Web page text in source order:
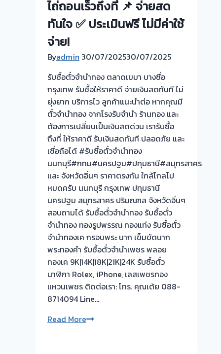
ย่าน
พระปิ่น3
บางใหญ่
ครับ⭐
ชนิด
ราคา
💵
ตั๋ว
จำนำ
เป็น
เงินสด
ไม่
ต้อง
ทน
จ่าย
ดอกเบี้ย
แพง
เบื่อ
ไหม
กับ
การ
จ่าย
ดอกเบี้ย
โรง
จำนำ?
เอา
จำนำ
ไถ่ถอนเร็วถึงที่ 📌 จ่ายสด
ทันใจ ✅ ประเมินฟรี ไม่มีค่าใช้
จ่าย!
Byadmin 30/07/202530/07/2025
รับซื้อตั๋วจำนำทอง ตลาดเขมา บางซื่อ
กรุงเทพ รับซื้อให้ราคาดี จ่ายเงินสดทันที ไม่
ยุ่งยาก บริการไว ลูกค้าแนะนำต่อ หากคุณมี
ตั๋วจำนำทอง จากโรงรับจำนำ ร้านทอง และ
ต้องการเปลี่ยนเป็นเงินสดด่วน เรารับซื้อ
ถึงที่ ให้ราคาดี รับเงินสดทันที ปลอดภัย และ
เชื่อถือได้ #รับซื้อตั๋วจำนำทอง
นนทบุรี#กทม#นครปฐม#ปทุมธานี#สมุทรสาคร
และ จังหวัดอิ่นๆ ราคาตรงกัน ใกล้ไกลไป
หมดครับ นนทบุรี กรุงเทพ ปทุมธานี
นครปฐม สมุทรสาคร ปริมณฑล จังหวัดอิ่นๆ
สอบถามได้ รับซื้อตั๋วจำนำทอง รับซื้อตั๋ว
จำนำทอง ทองรูปพรรณ ทองแท่ง รับซื้อตั๋ว
จำนำทองเค กรอบพระ นาก เข็มขัดนาก
พระทองคำ รับซื้อตั๋วจำนำเพชร พลอย
ทองเค 9K|14K|18K|21K|24K รับซื้อตั๋ว
นาฬิกา Rolex, iPhone, เลสเพชรทอง
แหวนเพชร ติดต่อเรา: โทร. คุณเต้ย 088-
8714094 Line…
Read Moreรับ